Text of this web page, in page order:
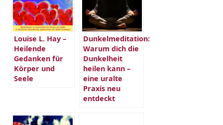
Louise L. Hay –
Heilende
Gedanken für
Körper und
Seele
Dunkelmeditation:
Warum dich die
Dunkelheit
heilen kann –
eine uralte
Praxis neu
entdeckt